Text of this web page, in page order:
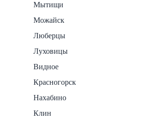
Мытищи
Можайск
Люберцы
Луховицы
Видное
Красногорск
Нахабино
Клин